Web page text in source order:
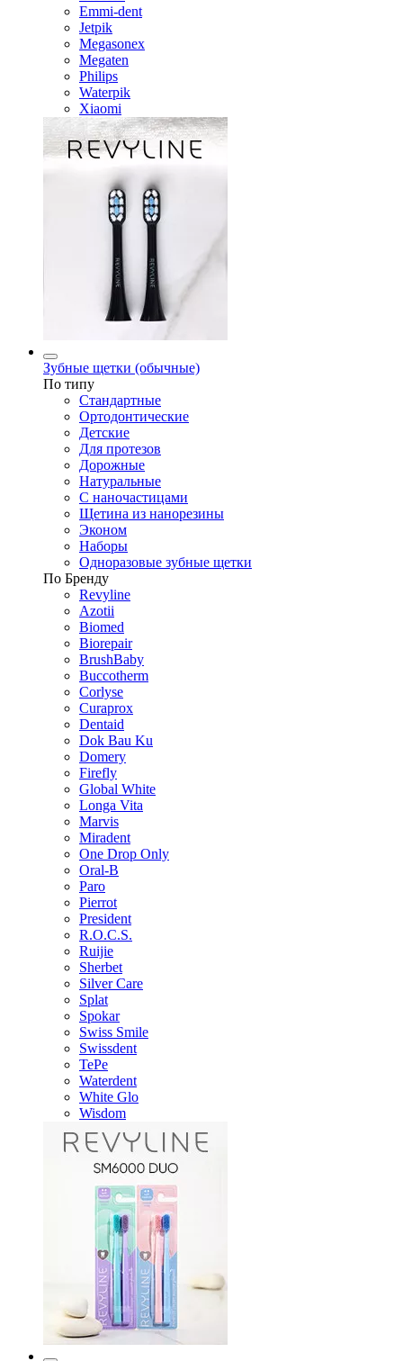
Emmi-dent
Jetpik
Megasonex
Megaten
Philips
Waterpik
Xiaomi
Зубные щетки (обычные)
По типу
Стандартные
Ортодонтические
Детские
Для протезов
Дорожные
Натуральные
С наночастицами
Щетина из нанорезины
Эконом
Наборы
Одноразовые зубные щетки
По Бренду
Revyline
Azotii
Biomed
Biorepair
BrushBaby
Buccotherm
Corlyse
Curaprox
Dentaid
Dok Bau Ku
Domery
Firefly
Global White
Longa Vita
Marvis
Miradent
One Drop Only
Oral-B
Paro
Pierrot
President
R.O.C.S.
Ruijie
Sherbet
Silver Care
Splat
Spokar
Swiss Smile
Swissdent
TePe
Waterdent
White Glo
Wisdom